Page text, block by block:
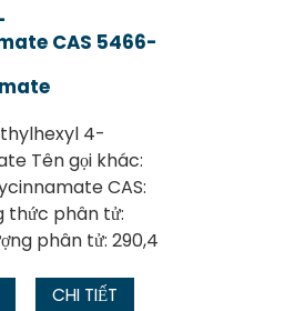
CAS 5466-
4-
Tên gọi khác:
CAS:
thức phân tử:
phân tử: 290,4
CHI TIẾT